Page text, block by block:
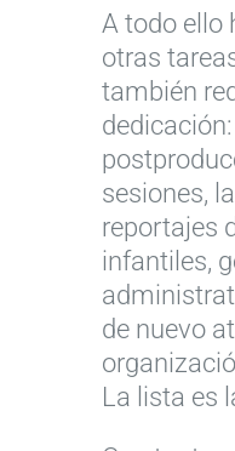
A todo ello
otras
también
sesiones,
reportajes
infantiles,
de nuevo
La lista es